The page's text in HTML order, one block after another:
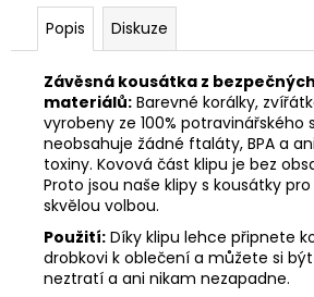
Popis Diskuze
Závěsná kousátka z bezpečných
materiálů: Barevné korálky,
vyrobeny ze 100% potravinářského
neobsahuje žádné ftaláty, BPA a
toxiny. Kovová část klipu je bez
Proto jsou naše klipy s kousátky
skvělou volbou.
Použití: Díky klipu lehce připnete
drobkovi k oblečení a můžete si být
neztratí a ani nikam nezapadne.